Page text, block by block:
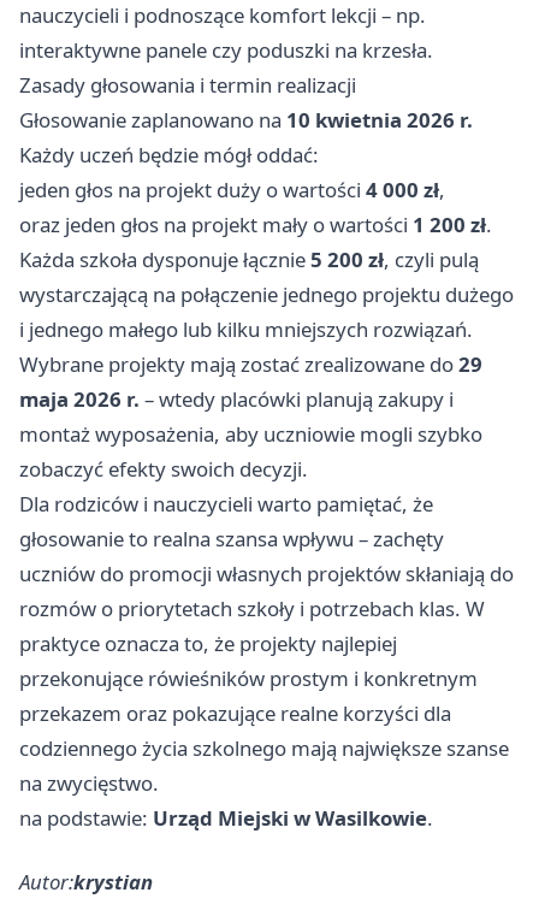
nauczycieli i podnoszące komfort lekcji – np.
interaktywne panele czy poduszki na krzesła.
Zasady głosowania i termin realizacji
Głosowanie zaplanowano na 10 kwietnia 2026 r.
Każdy uczeń będzie mógł oddać:
jeden głos na projekt duży o wartości 4 000 zł,
oraz jeden głos na projekt mały o wartości 1 200 zł.
Każda szkoła dysponuje łącznie5 200 zł, czyli pulą
wystarczającą na połączenie jednego projektu dużego
i jednego małego lub kilku mniejszych rozwiązań.
Wybrane projekty mają zostać zrealizowane do29
maja 2026 r. – wtedy placówki planują zakupy i
montaż wyposażenia, aby uczniowie mogli szybko
zobaczyć efekty swoich decyzji.
Dla rodziców i nauczycieli warto pamiętać, że
głosowanie to realna szansa wpływu – zachęty
uczniów do promocji własnych projektów skłaniają do
rozmów o priorytetach szkoły i potrzebach klas. W
praktyce oznacza to, że projekty najlepiej
przekonujące rówieśników prostym i konkretnym
przekazem oraz pokazujące realne korzyści dla
codziennego życia szkolnego mają największe szanse
na zwycięstwo.
na podstawie: Urząd Miejski w Wasilkowie.
Autor:krystian